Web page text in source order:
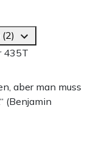
435T
aber man muss
(Benjamin